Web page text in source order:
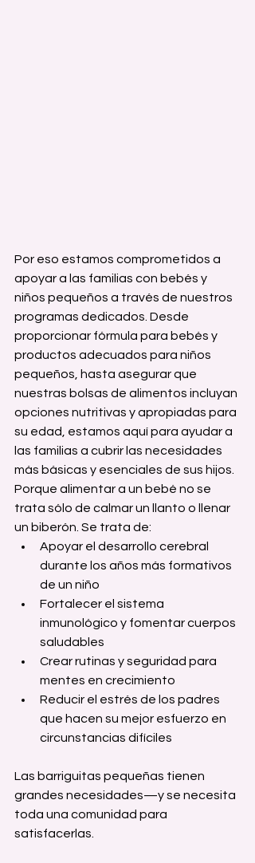
Por eso estamos comprometidos a
apoyar a las familias con bebés y
niños pequeños a través de nuestros
programas dedicados. Desde
proporcionar fórmula para bebés y
productos adecuados para niños
pequeños, hasta asegurar que
nuestras bolsas de alimentos incluyan
opciones nutritivas y apropiadas para
su edad, estamos aquí para ayudar a
las familias a cubrir las necesidades
más básicas y esenciales de sus hijos.
Porque alimentar a un bebé no se
trata sólo de calmar un llanto o llenar
un biberón. Se trata de:
Apoyar el desarrollo cerebral
durante los años más formativos
de un niño
Fortalecer el sistema
inmunológico y fomentar cuerpos
saludables
Crear rutinas y seguridad para
mentes en crecimiento
Reducir el estrés de los padres
que hacen su mejor esfuerzo en
circunstancias difíciles
Las barriguitas pequeñas tienen
grandes necesidades—y se necesita
toda una comunidad para
satisfacerlas.